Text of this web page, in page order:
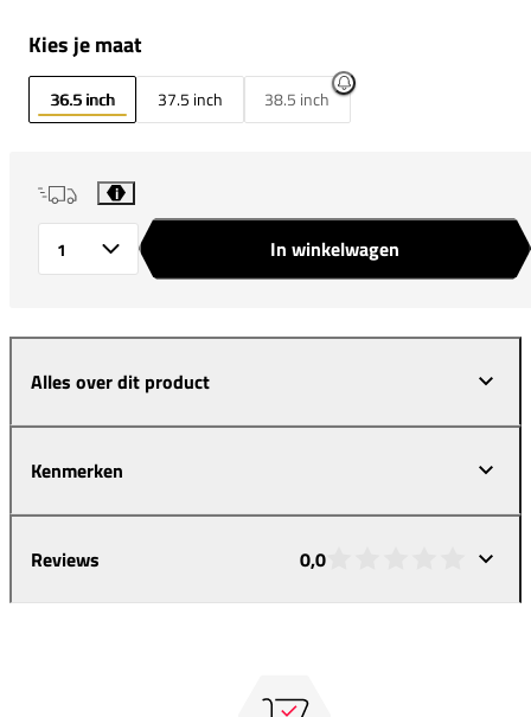
Kies je maat
36.5 inch 37.5 inch 38.5 inch
i
In winkelwagen
Alles over dit product
Kenmerken
Reviews 0,0